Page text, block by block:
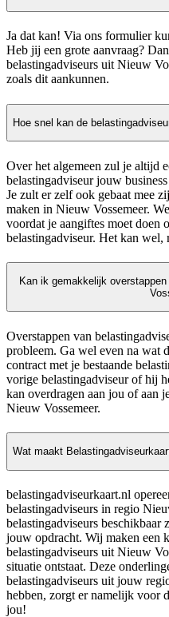
Ja dat kan! Via ons formulier
Heb jij een grote aanvraag?
belastingadviseurs uit Nieuw
zoals dit aankunnen.
Hoe snel kan de
Over het algemeen zul je altijd
belastingadviseur jouw
Je zult er zelf ook gebaat mee
maken in Nieuw Vossemeer.
voordat je aangiftes moet doen
belastingadviseur. Het kan
Kan ik gemakkelijk
Overstappen van
probleem. Ga wel even na wat
contract met je bestaande
vorige belastingadviseur of hij
kan overdragen aan jou of aan
Nieuw Vossemeer.
Wat maakt
belastingadviseurkaart.nl
belastingadviseurs in regio
belastingadviseurs
jouw opdracht. Wij maken een
belastingadviseurs uit Nieuw
situatie ontstaat. Deze
belastingadviseurs uit jouw
hebben, zorgt er namelijk voor
jou!